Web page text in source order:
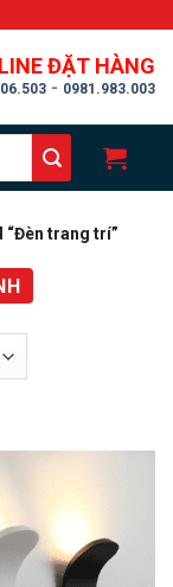
ĐẶT HÀNG
- 0981.983.003
trang trí”